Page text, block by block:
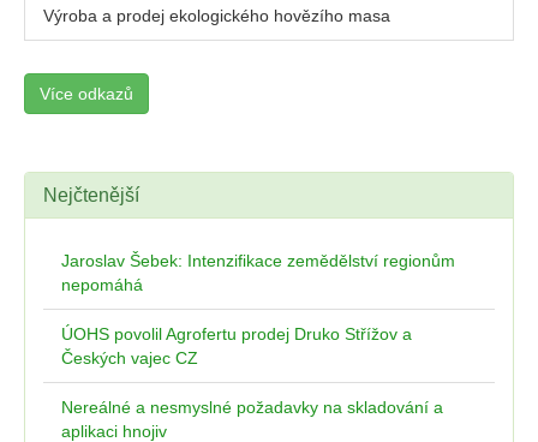
Výroba a prodej ekologického hovězího masa
Více odkazů
Nejčtenější
Jaroslav Šebek: Intenzifikace zemědělství regionům
nepomáhá
ÚOHS povolil Agrofertu prodej Druko Střížov a
Českých vajec CZ
Nereálné a nesmyslné požadavky na skladování a
aplikaci hnojiv